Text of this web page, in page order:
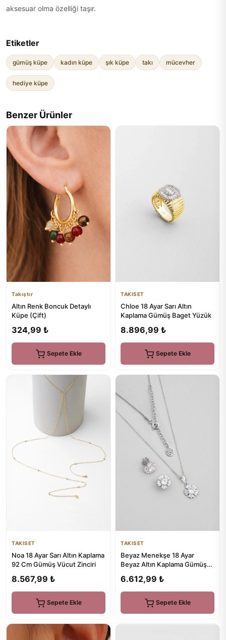
aksesuar olma özelliği taşır.
Etiketler
gümüş küpe kadın küpe şık küpe takı mücevher
hediye küpe
Benzer Ürünler
Takıştır
Altın Renk Boncuk Detaylı
Küpe (Çift)
324,99 ₺
Sepete Ekle
TAKISET
Chloe 18 Ayar Sarı Altın
Kaplama Gümüş Baget Yüzük
8.896,99 ₺
Sepete Ekle
TAKISET
Noa 18 Ayar Sarı Altın Kaplama
92 Cm Gümüş Vücut Zinciri
8.567,99 ₺
Sepete Ekle
TAKISET
Beyaz Menekşe 18 Ayar
Beyaz Altın Kaplama Gümüş
6.612,99 ₺
Sepete Ekle